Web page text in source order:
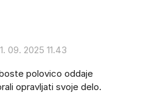
09. 2025 11.43
polovico oddaje
opravljati svoje delo.